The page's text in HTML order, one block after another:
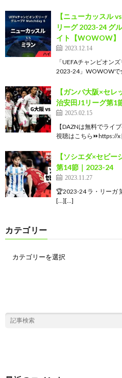
【ニューカッスル
リーグ 2023-24 グ
イト【WOWOW】
2023.12.14
「UEFAチャンピオン
2023-24」WOWOW
【ガンバ大阪×セ
治安田J1リーグ第1
2025.02.15
【DAZNは無料でライ
視聴はこちら⏩️https://
【ソシエダ×セビ
第14節｜2023-24
2023.11.27
🏆2023-24 ラ・リーガ
[…][…]
カテゴリー